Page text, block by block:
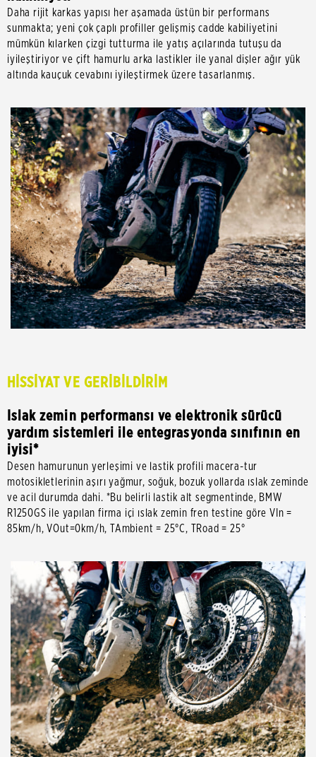
Daha rijit karkas yapısı her aşamada üstün bir performans
sunmakta; yeni çok çaplı profiller gelişmiş cadde kabiliyetini
mümkün kılarken çizgi tutturma ile yatış açılarında tutuşu da
iyileştiriyor ve çift hamurlu arka lastikler ile yanal dişler ağır yük
altında kauçuk cevabını iyileştirmek üzere tasarlanmış.
HİSSİYAT VE GERİBİLDİRİM
Islak zemin performansı ve elektronik sürücü
yardım sistemleri ile entegrasyonda sınıfının en
iyisi*
Desen hamurunun yerleşimi ve lastik profili macera-tur
motosikletlerinin aşırı yağmur, soğuk, bozuk yollarda ıslak zeminde
ve acil durumda dahi. *Bu belirli lastik alt segmentinde, BMW
R1250GS ile yapılan firma içi ıslak zemin fren testine göre VIn =
85km/h, VOut=0km/h, TAmbient = 25°C, TRoad = 25°